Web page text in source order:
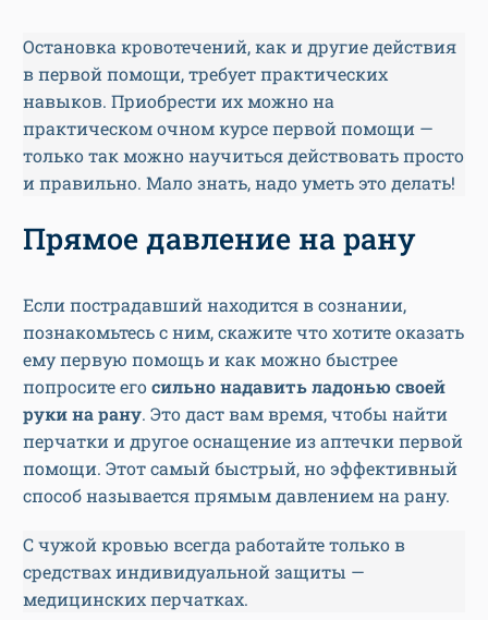
Остановка кровотечений, как и другие действия
в первой помощи, требует практических
навыков. Приобрести их можно на
практическом очном курсе первой помощи —
только так можно научиться действовать просто
и правильно. Мало знать, надо уметь это делать!
Прямое давление на рану
Если пострадавший находится в сознании,
познакомьтесь с ним, скажите что хотите оказать
ему первую помощь и как можно быстрее
попросите егосильно надавить ладонью своей
руки на рану. Это даст вам время, чтобы найти
перчатки и другое оснащение из аптечки первой
помощи. Этот самый быстрый, но эффективный
способ называется прямым давлением на рану.
С чужой кровью всегда работайте только в
средствах индивидуальной защиты —
медицинских перчатках.